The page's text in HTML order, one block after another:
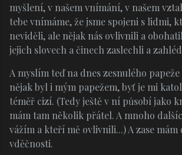
myšlení, v našem vnímání, v našem
tebe vnímáme, že jsme spojeni s lidmi,
neviděli, ale nějak nás ovlivnili a
jejich slovech a činech zaslechli a
A myslím teď na dnes zesnulého
nějak byl i mým papežem, byť je mi
téměř cizí. (Tedy ještě v ní působí jako
mám tam několik přátel. A mnoho
vážím a kteří mě ovlivnili...) A zase mám
vděčnosti.